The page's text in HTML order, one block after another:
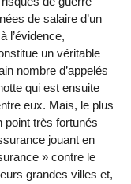
de salaire d’un
l’évidence,
un véritable
nombre d’appelés
qui est ensuite
eux. Mais, le plus
point très fortunés
jouant en
» contre le
grandes villes et,